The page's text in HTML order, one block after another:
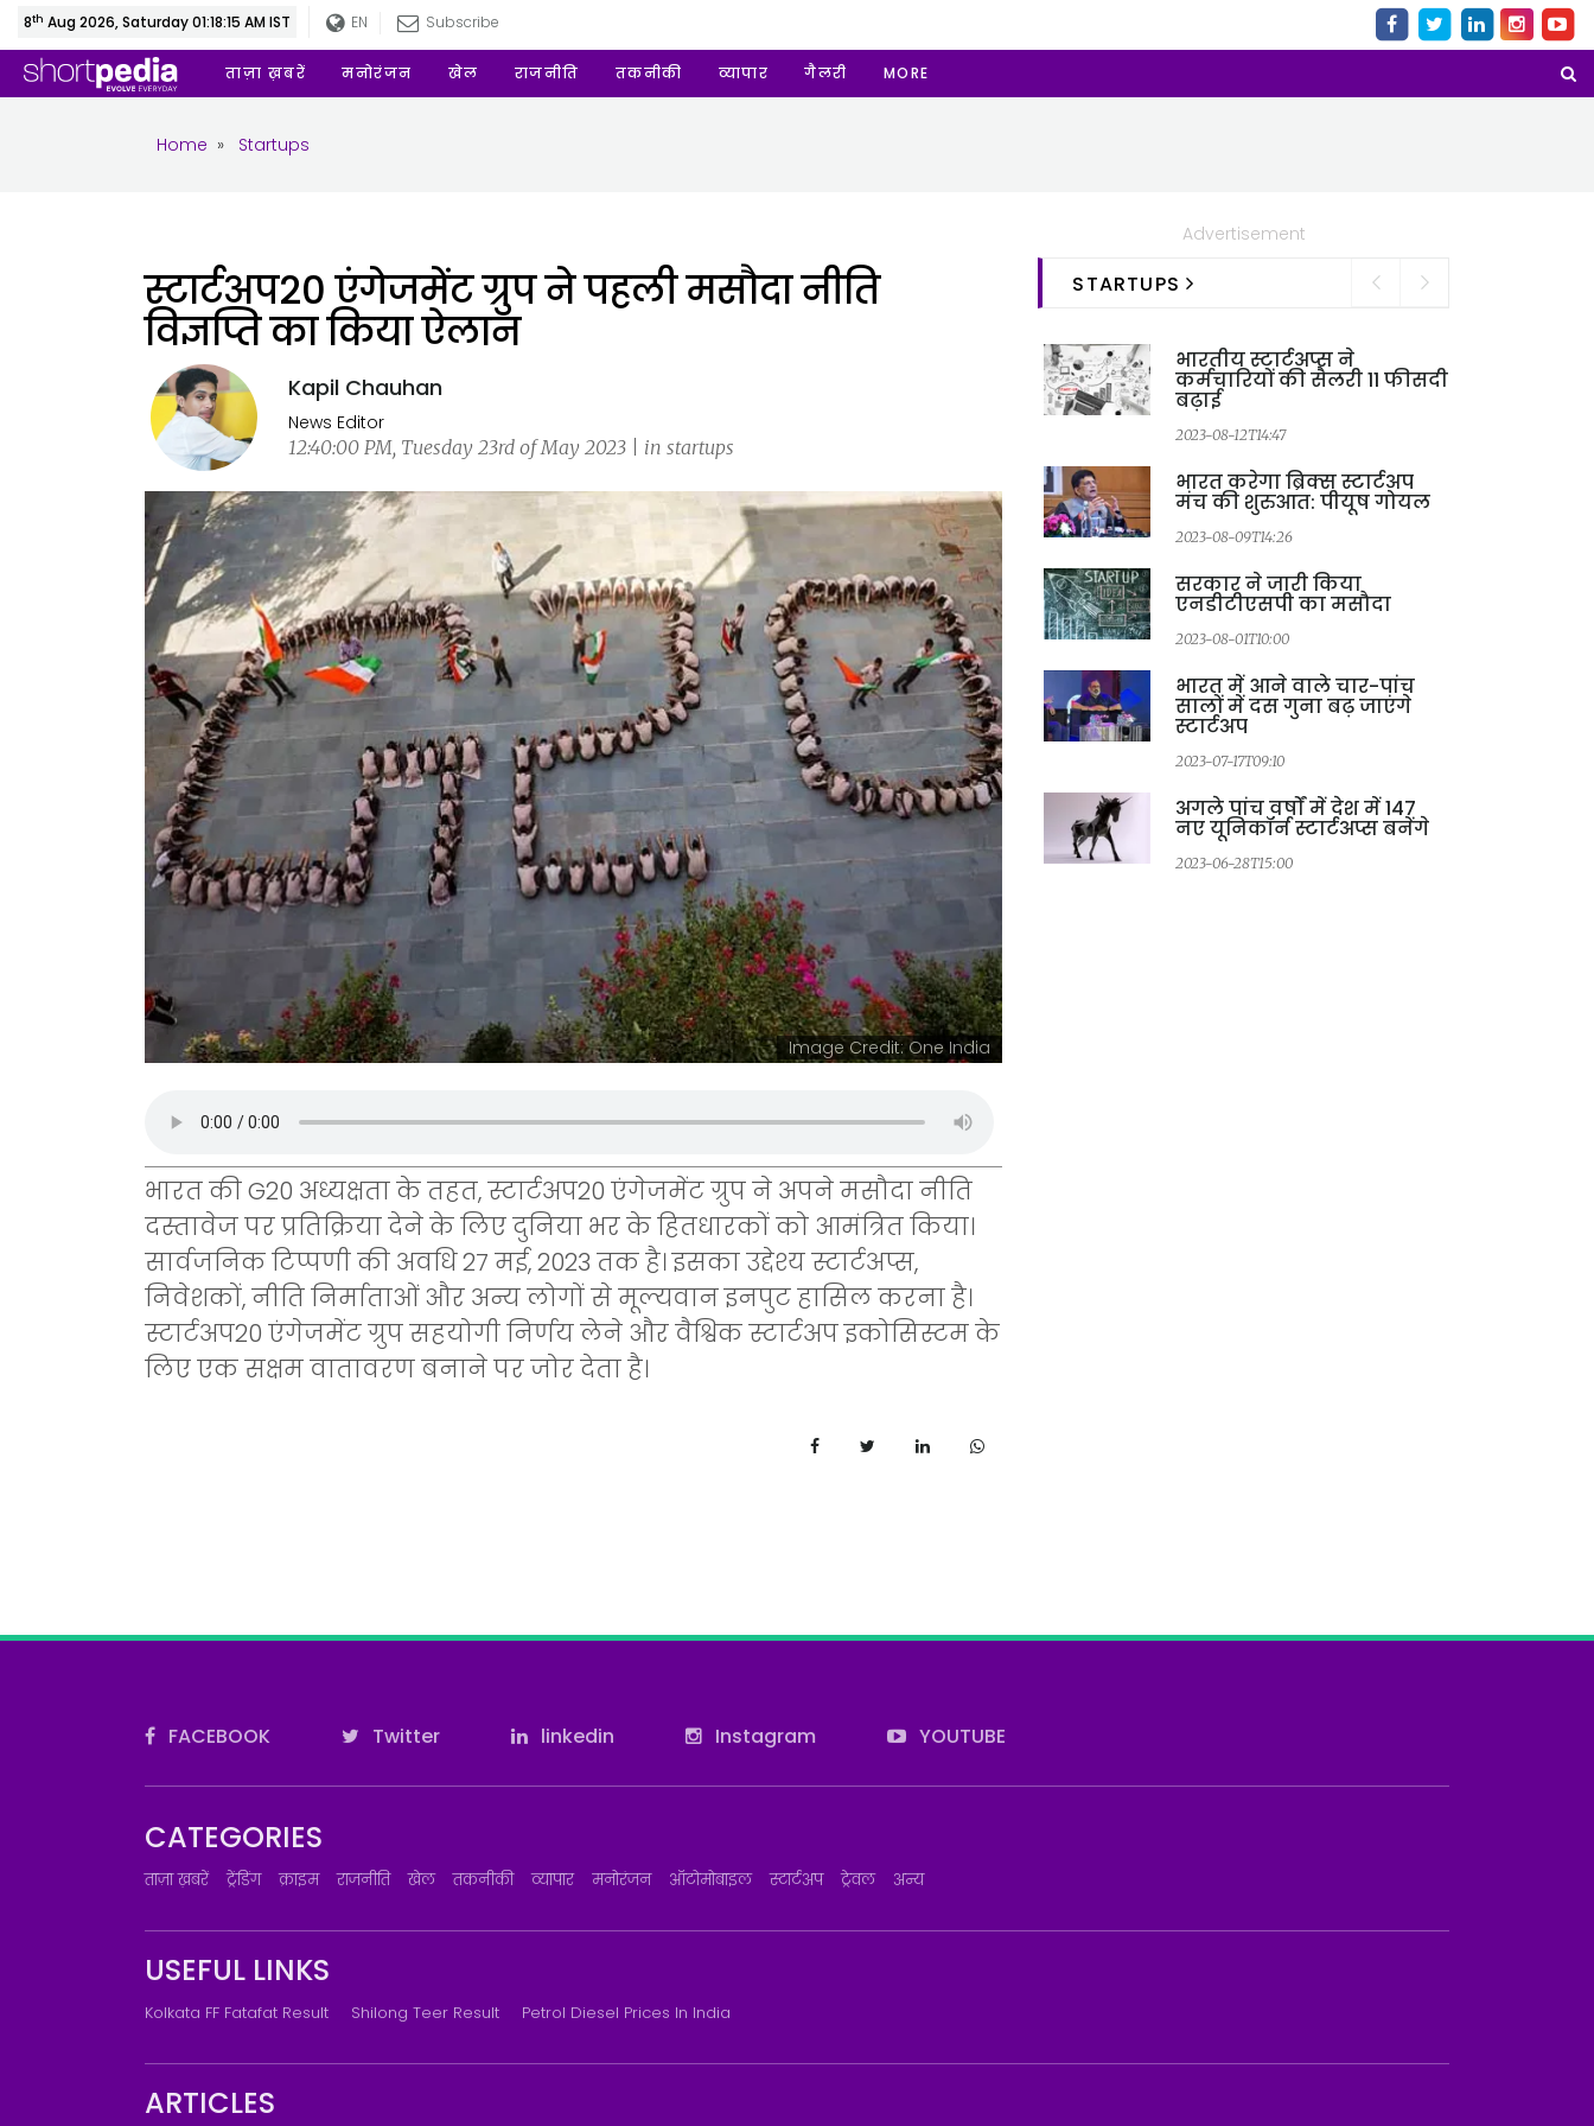
8th Aug 2026, Saturday 01:18:15 AM IST EN Subscribe
ताज़ा ख़बरें मनोरंजन खेल राजनीति तकनीकी व्यापार गैलरी MORE
Home » Startups
स्टार्टअप20 एंगेजमेंट ग्रुप ने पहली मसौदा नीति
विज्ञप्ति का किया ऐलान
Kapil Chauhan
News Editor
12:40:00 PM, Tuesday 23rd of May 2023 | in startups
Image Credit: One India
भारत की G20 अध्यक्षता के तहत, स्टार्टअप20 एंगेजमेंट ग्रुप ने अपने मसौदा नीति
दस्तावेज पर प्रतिक्रिया देने के लिए दुनिया भर के हितधारकों को आमंत्रित किया।
सार्वजनिक टिप्पणी की अवधि 27 मई, 2023 तक है। इसका उद्देश्य स्टार्टअप्स,
निवेशकों, नीति निर्माताओं और अन्य लोगों से मूल्यवान इनपुट हासिल करना है।
स्टार्टअप20 एंगेजमेंट ग्रुप सहयोगी निर्णय लेने और वैश्विक स्टार्टअप इकोसिस्टम के
लिए एक सक्षम वातावरण बनाने पर जोर देता है।
Advertisement
STARTUPS
भारतीय स्टार्टअप्स ने
कर्मचारियों की सैलरी 11 फीसदी
बढ़ाई
2023-08-12T14:47
भारत करेगा ब्रिक्स स्टार्टअप
मंच की शुरुआत: पीयूष गोयल
2023-08-09T14:26
सरकार ने जारी किया
एनडीटीएसपी का मसौदा
2023-08-01T10:00
भारत में आने वाले चार-पांच
सालों में दस गुना बढ़ जाएंगे
स्टार्टअप
2023-07-17T09:10
अगले पांच वर्षों में देश में 147
नए यूनिकॉर्न स्टार्टअप्स बनेंगे
2023-06-28T15:00
FACEBOOK Twitter linkedin Instagram YOUTUBE
CATEGORIES
ताज़ा ख़बरें ट्रेंडिंग क्राइम राजनीति खेल तकनीकी व्यापार मनोरंजन ऑटोमोबाइल स्टार्टअप ट्रेवल अन्य
USEFUL LINKS
Kolkata FF Fatafat Result Shilong Teer Result Petrol Diesel Prices In India
ARTICLES